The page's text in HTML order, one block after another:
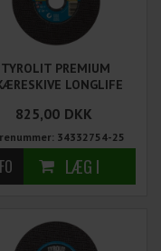
TYROLIT PREMIUM
LONGLIFE
STK
825,00 DKK
34332754-25